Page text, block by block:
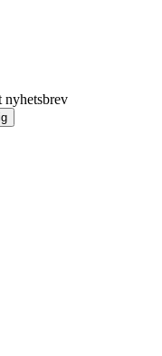
nyhetsbrev